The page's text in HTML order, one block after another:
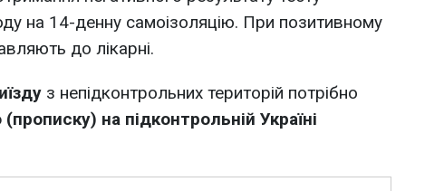
на 14-денну самоізоляцію. При позитивному
до лікарні.
з непідконтрольних територій потрібно
на підконтрольній Україні